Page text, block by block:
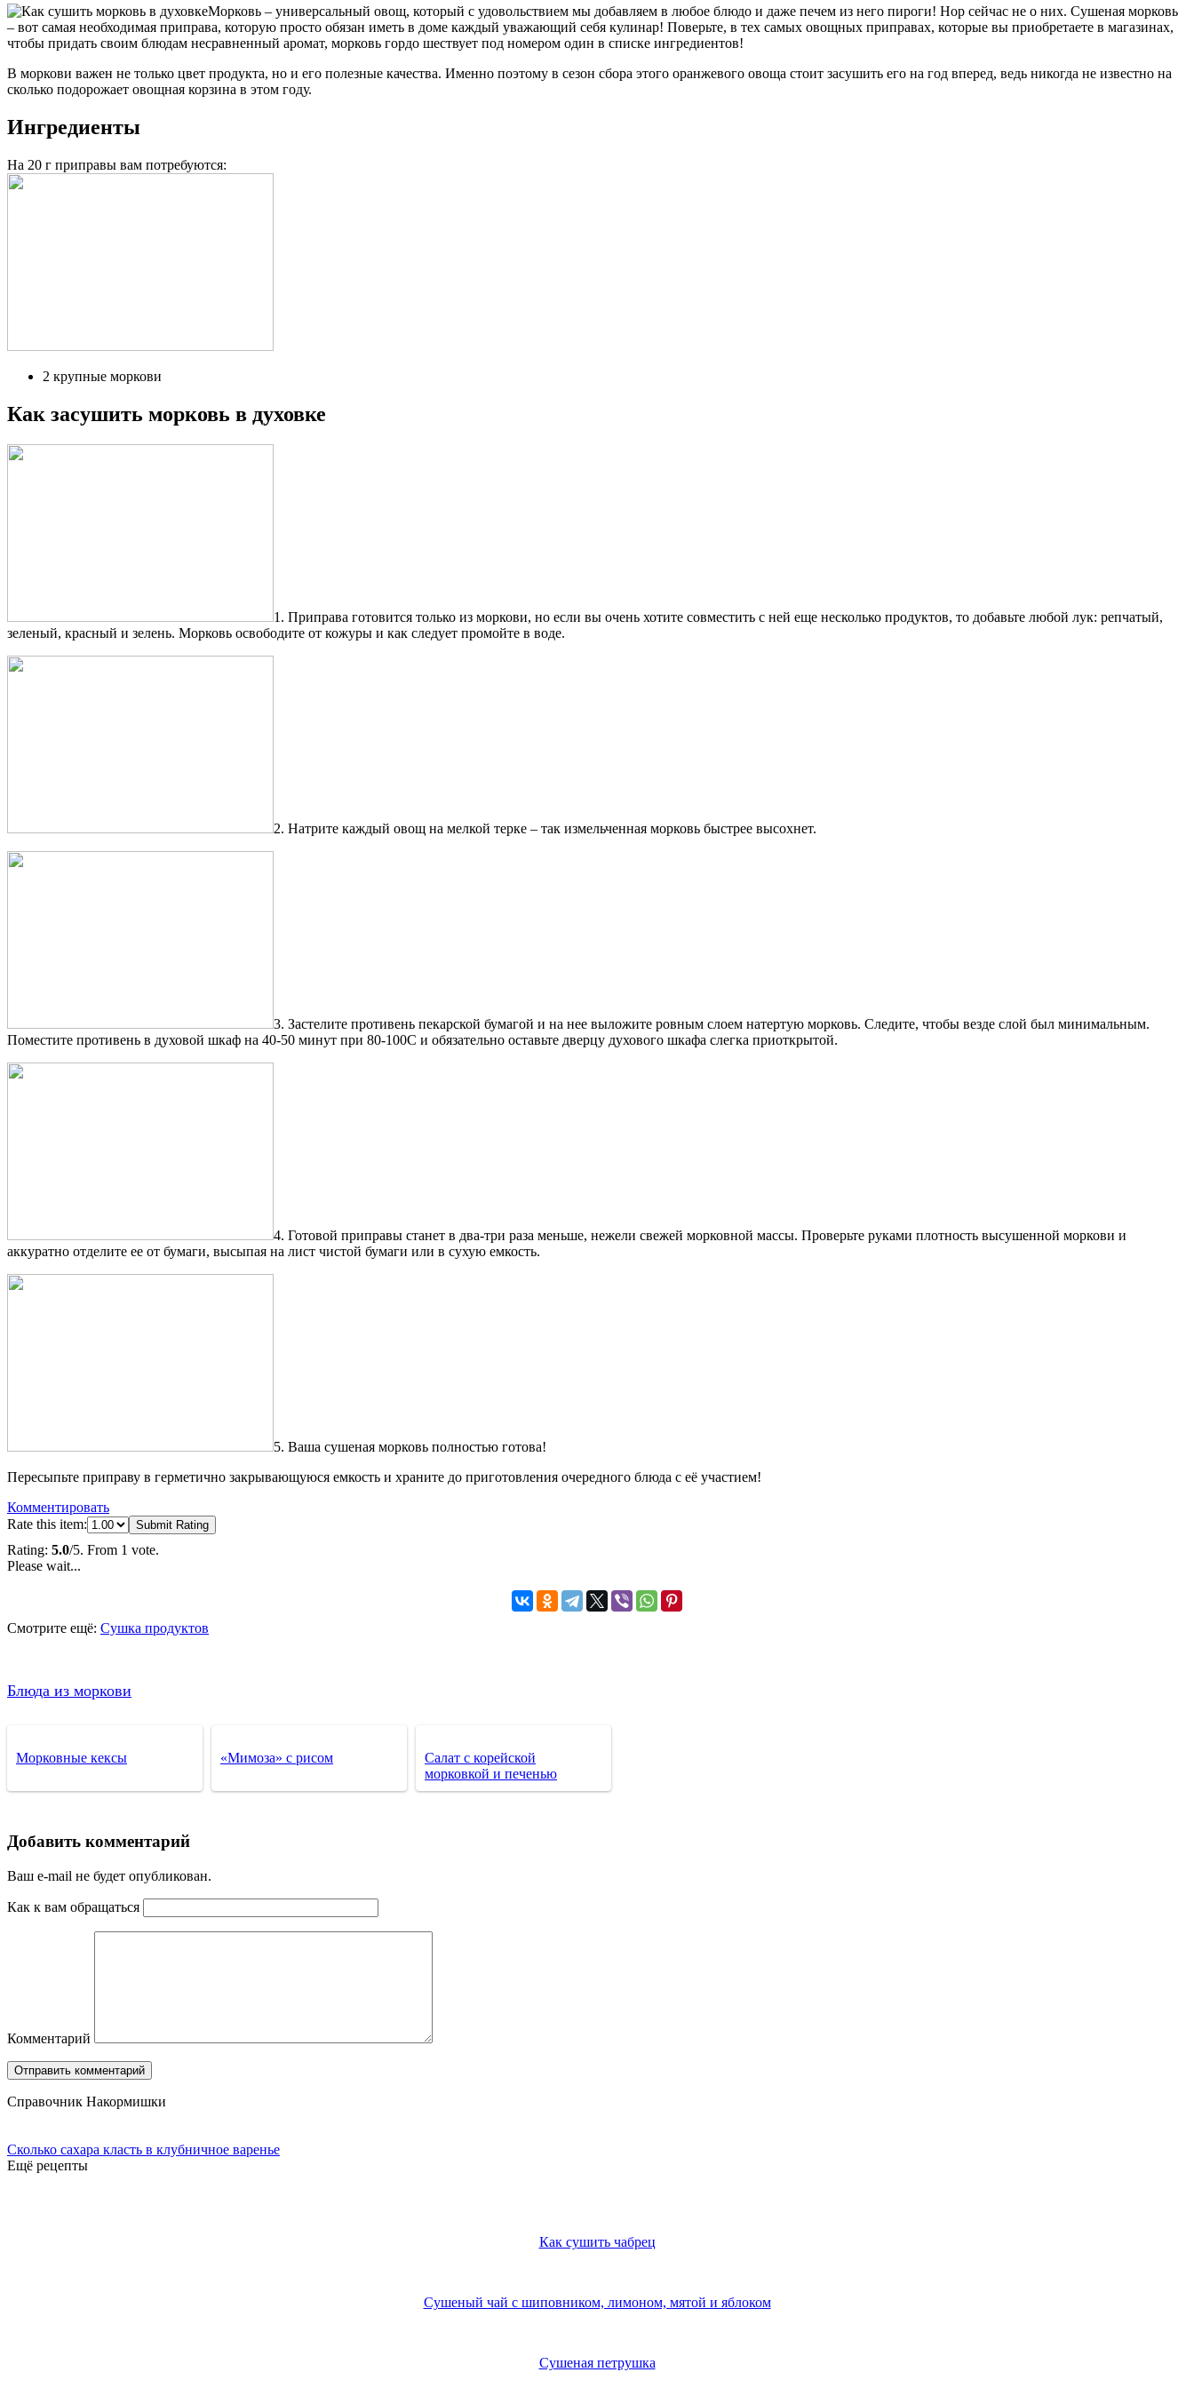
Морковь – универсальный овощ, который с удовольствием мы добавляем в любое блюдо и даже печем из него пироги! Нор сейчас не о них. Сушеная морковь
– вот самая необходимая приправа, которую просто обязан иметь в доме каждый уважающий себя кулинар! Поверьте, в тех самых овощных приправах, которые вы приобретаете в магазинах,
чтобы придать своим блюдам несравненный аромат, морковь гордо шествует под номером один в списке ингредиентов!
В моркови важен не только цвет продукта, но и его полезные качества. Именно поэтому в сезон сбора этого оранжевого овоща стоит засушить его на год вперед, ведь никогда не известно на
сколько подорожает овощная корзина в этом году.
Ингредиенты
На 20 г приправы вам потребуются:
2 крупные моркови
Как засушить морковь в духовке
1. Приправа готовится только из моркови, но если вы очень хотите совместить с ней еще несколько продуктов, то добавьте любой лук: репчатый,
зеленый, красный и зелень. Морковь освободите от кожуры и как следует промойте в воде.
2. Натрите каждый овощ на мелкой терке – так измельченная морковь быстрее высохнет.
3. Застелите противень пекарской бумагой и на нее выложите ровным слоем натертую морковь. Следите, чтобы везде слой был минимальным.
Поместите противень в духовой шкаф на 40-50 минут при 80-100С и обязательно оставьте дверцу духового шкафа слегка приоткрытой.
4. Готовой приправы станет в два-три раза меньше, нежели свежей морковной массы. Проверьте руками плотность высушенной моркови и
аккуратно отделите ее от бумаги, высыпая на лист чистой бумаги или в сухую емкость.
5. Ваша сушеная морковь полностью готова!
Пересыпьте приправу в герметично закрывающуюся емкость и храните до приготовления очередного блюда с её участием!
Комментировать
Rate this item:
Submit Rating
Rating: 5.0/5. From 1 vote.
Please wait...
Смотрите ещё: Сушка продуктов
Блюда из моркови
Морковные кексы «Мимоза» с рисом
Салат с корейской
морковкой и печенью
Добавить комментарий
Ваш e-mail не будет опубликован.
Как к вам обращаться
Комментарий
Справочник Накормишки
Сколько сахара класть в клубничное варенье
Ещё рецепты
Как сушить чабрец
Сушеный чай с шиповником, лимоном, мятой и яблоком
Сушеная петрушка